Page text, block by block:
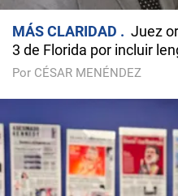
MÁS CLARIDAD
Juez
3 de Florida por incluir
Por CÉSAR MENÉNDEZ